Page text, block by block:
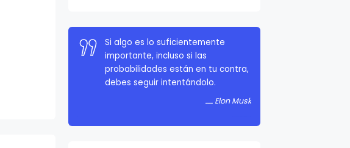
Si algo es lo suficientemente
importante, incluso si las
probabilidades están en tu contra,
debes seguir intentándolo.
Elon Musk